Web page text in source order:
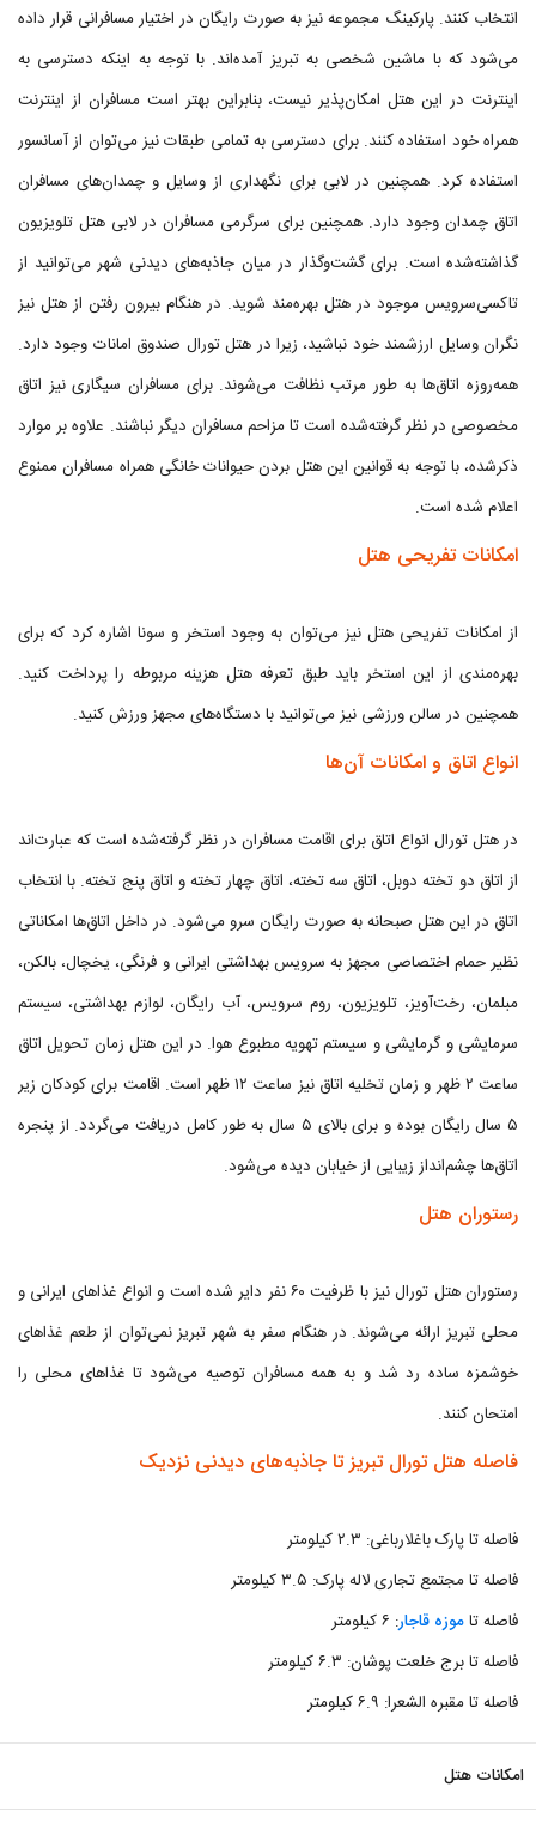
انتخاب کنند. پارکینگ مجموعه نیز به صورت رایگان در اختیار مسافرانی قرار داده
می‌شود که با ماشین شخصی به تبریز آمده‌اند. با توجه به اینکه دسترسی به
اینترنت در این هتل امکان‌پذیر نیست، بنابراین بهتر است مسافران از اینترنت
همراه خود استفاده کنند. برای دسترسی به تمامی طبقات نیز می‌توان از آسانسور
استفاده کرد. همچنین در لابی برای نگهداری از وسایل و چمدان‌های مسافران
اتاق چمدان وجود دارد. همچنین برای سرگرمی مسافران در لابی هتل تلویزیون
گذاشته‌شده است. برای گشت‌وگذار در میان جاذبه‌های دیدنی شهر می‌توانید از
تاکسی‌سرویس موجود در هتل بهره‌مند شوید. در هنگام بیرون رفتن از هتل نیز
نگران وسایل ارزشمند خود نباشید، زیرا در هتل تورال صندوق امانات وجود دارد.
همه‌روزه اتاق‌ها به طور مرتب نظافت می‌شوند. برای مسافران سیگاری نیز اتاق
مخصوصی در نظر گرفته‌شده است تا مزاحم مسافران دیگر نباشند. علاوه بر موارد
ذکرشده، با توجه به قوانین این هتل بردن حیوانات خانگی همراه مسافران ممنوع
اعلام شده است.
امکانات تفریحی هتل
از امکانات تفریحی هتل نیز می‌توان به وجود استخر و سونا اشاره کرد که برای
بهره‌مندی از این استخر باید طبق تعرفه هتل هزینه مربوطه را پرداخت کنید.
همچنین در سالن ورزشی نیز می‌توانید با دستگاه‌های مجهز ورزش کنید.
انواع اتاق و امکانات آن‌ها
در هتل تورال انواع اتاق برای اقامت مسافران در نظر گرفته‌شده است که عبارت‌اند
از اتاق دو تخته دوبل، اتاق سه تخته، اتاق چهار تخته و اتاق پنج تخته. با انتخاب
اتاق در این هتل صبحانه به صورت رایگان سرو می‌شود. در داخل اتاق‌ها امکاناتی
نظیر حمام اختصاصی مجهز به سرویس بهداشتی ایرانی و فرنگی، یخچال، بالکن،
مبلمان، رخت‌آویز، تلویزیون، روم سرویس، آب رایگان، لوازم بهداشتی، سیستم
سرمایشی و گرمایشی و سیستم تهویه مطبوع هوا. در این هتل زمان تحویل اتاق
ساعت ۲ ظهر و زمان تخلیه اتاق نیز ساعت ۱۲ ظهر است. اقامت برای کودکان زیر
۵ سال رایگان بوده و برای بالای ۵ سال به طور کامل دریافت می‌گردد. از پنجره
اتاق‌ها چشم‌انداز زیبایی از خیابان دیده می‌شود.
رستوران هتل
رستوران هتل تورال نیز با ظرفیت ۶۰ نفر دایر شده است و انواع غذاهای ایرانی و
محلی تبریز ارائه می‌شوند. در هنگام سفر به شهر تبریز نمی‌توان از طعم غذاهای
خوشمزه ساده رد شد و به همه مسافران توصیه می‌شود تا غذاهای محلی را
امتحان کنند.
فاصله هتل تورال تبریز تا جاذبه‌های دیدنی نزدیک
فاصله تا پارک باغلارباغی: ۲.۳ کیلومتر
فاصله تا مجتمع تجاری لاله پارک: ۳.۵ کیلومتر
فاصله تاموزه قاجار: ۶ کیلومتر
فاصله تا برج خلعت پوشان: ۶.۳ کیلومتر
فاصله تا مقبره الشعرا: ۶.۹ کیلومتر
امکانات هتل